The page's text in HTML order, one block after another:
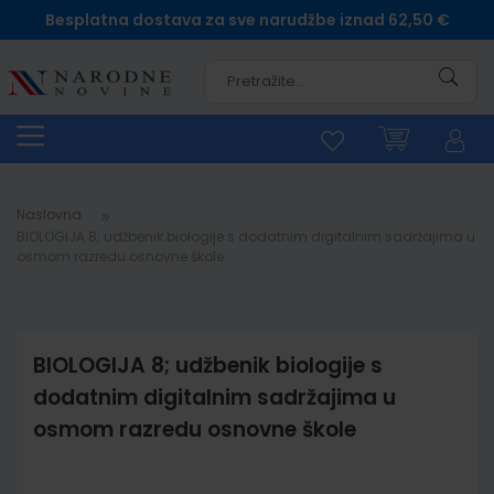
Besplatna dostava za sve narudžbe iznad 62,50 €
Naslovna
BIOLOGIJA 8; udžbenik biologije s
dodatnim digitalnim sadržajima u
osmom razredu osnovne škole